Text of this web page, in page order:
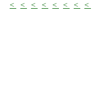
< < < < < < < <